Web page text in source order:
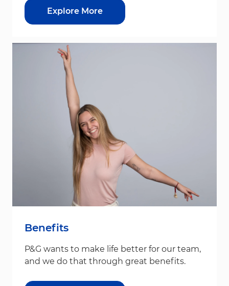
Explore More
Benefits
P&G wants to make life better for our team,
and we do that through great benefits.